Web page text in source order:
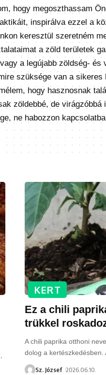
hogy megoszthassam
inspirálva ezzel a
keresztül szeretném
a zöld területek
a legújabb zöldség- és
szüksége van a
hogy hasznosnak
zöldebbé, de
ne habozzon
KERT
Ez a chili
trükkel
A chili paprika otthoni
dolog a kertészkedésben.
Sz. József 2026.06.10.